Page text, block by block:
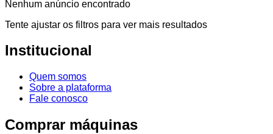
Nenhum anúncio encontrado
Tente ajustar os filtros para ver mais resultados
Institucional
Quem somos
Sobre a plataforma
Fale conosco
Comprar máquinas